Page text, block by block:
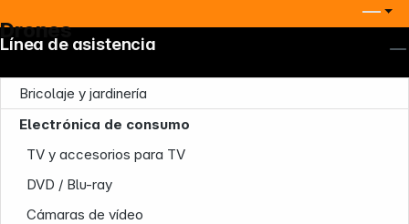
Drones
Bricolaje y jardinería
Electrónica de consumo
TV y accesorios para TV
DVD / Blu-ray
Cámaras de vídeo
Línea de asistencia